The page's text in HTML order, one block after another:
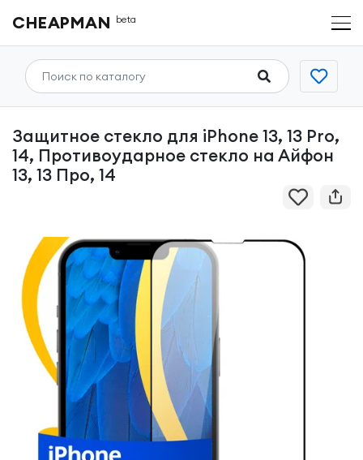
CHEAPMAN beta
Защитное стекло для iPhone 13, 13 Pro,
14, Противоударное стекло на Айфон
13, 13 Про, 14